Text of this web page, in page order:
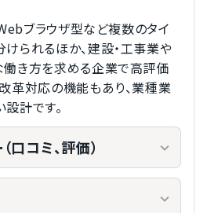
ブラウザ型など複数のタイ
られるほか、建設・工事業や
働き方を求める企業で高評価
革対応の機能もあり、業種業
計です。
口コミ、評価）